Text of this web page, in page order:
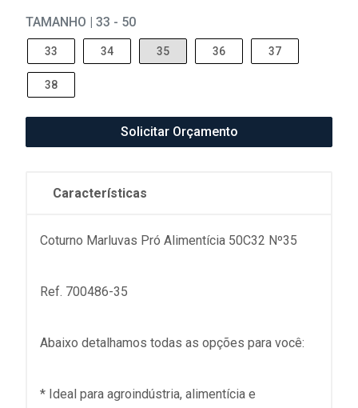
TAMANHO | 33 - 50
33 34 35 36 37
38
Solicitar Orçamento
Características
Coturno Marluvas Pró Alimentícia 50C32 Nº35
Ref. 700486-35
Abaixo detalhamos todas as opções para você:
* Ideal para agroindústria, alimentícia e